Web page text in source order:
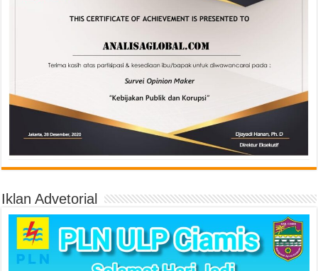
Iklan Advetorial